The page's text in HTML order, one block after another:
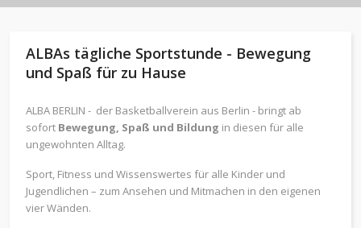
ALBAs tägliche Sportstunde - Bewegung
und Spaß für zu Hause
ALBA BERLIN - der Basketballverein aus Berlin - bringt ab
sofort Bewegung, Spaß und Bildung in diesen für alle
ungewohnten Alltag.
Sport, Fitness und Wissenswertes für alle Kinder und
Jugendlichen – zum Ansehen und Mitmachen in den eigenen
vier Wänden.